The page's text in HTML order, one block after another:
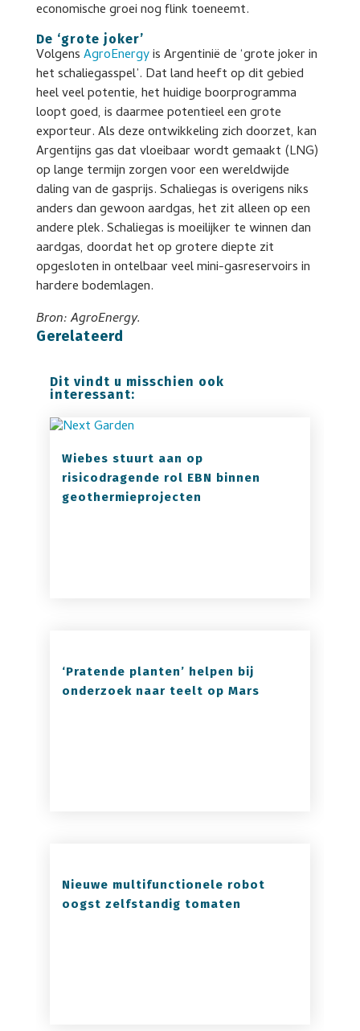
economische groei nog flink toeneemt.
De ‘grote joker’
VolgensAgroEnergyis Argentinië de ‘grote joker in
het schaliegasspel’. Dat land heeft op dit gebied
heel veel potentie, het huidige boorprogramma
loopt goed, is daarmee potentieel een grote
exporteur. Als deze ontwikkeling zich doorzet, kan
Argentijns gas dat vloeibaar wordt gemaakt (LNG)
op lange termijn zorgen voor een wereldwijde
daling van de gasprijs. Schaliegas is overigens niks
anders dan gewoon aardgas, het zit alleen op een
andere plek. Schaliegas is moeilijker te winnen dan
aardgas, doordat het op grotere diepte zit
opgesloten in ontelbaar veel mini-gasreservoirs in
hardere bodemlagen.
Bron: AgroEnergy.
Gerelateerd
Dit vindt u misschien ook
interessant:
Wiebes stuurt aan op
risicodragende rol EBN binnen
geothermieprojecten
‘Pratende planten’ helpen bij
onderzoek naar teelt op Mars
Nieuwe multifunctionele robot
oogst zelfstandig tomaten